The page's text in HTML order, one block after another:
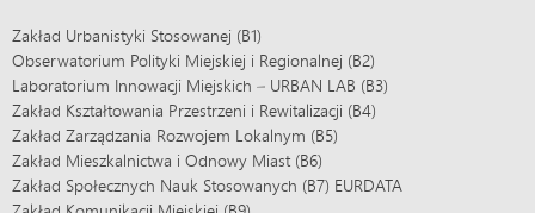
Zakład Urbanistyki Stosowanej (B1)
Obserwatorium Polityki Miejskiej i Regionalnej (B2)
Laboratorium Innowacji Miejskich – URBAN LAB (B3)
Zakład Kształtowania Przestrzeni i Rewitalizacji (B4)
Zakład Zarządzania Rozwojem Lokalnym (B5)
Zakład Mieszkalnictwa i Odnowy Miast (B6)
Zakład Społecznych Nauk Stosowanych (B7) EURDATA